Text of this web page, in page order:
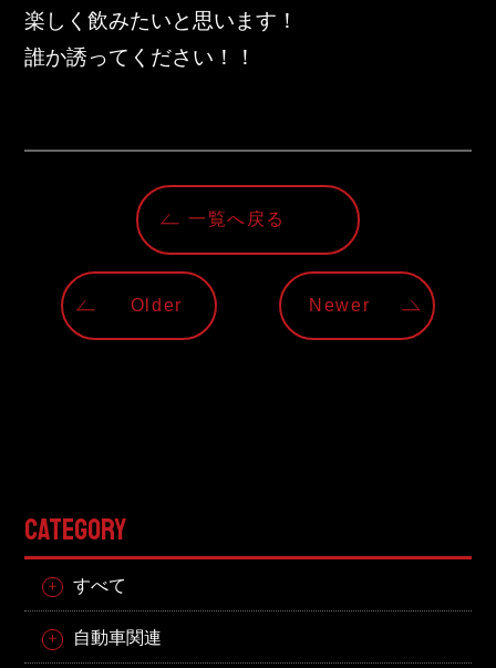
楽しく飲みたいと思います！
誰か誘ってください！！
一覧へ戻る
Older Newer
CATEGORY
すべて
自動車関連